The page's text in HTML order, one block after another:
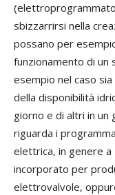
sbizzarrirsi nella
possano per
funzionamento di un
esempio nel caso
della disponibilità
giorno e di altri in un
riguarda i
elettrica, in genere
incorporato per
elettrovalvole,